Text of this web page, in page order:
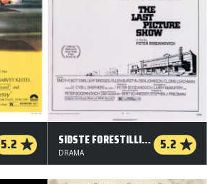
5.2 SIDSTE FORESTILLING 5.2
DRAMA